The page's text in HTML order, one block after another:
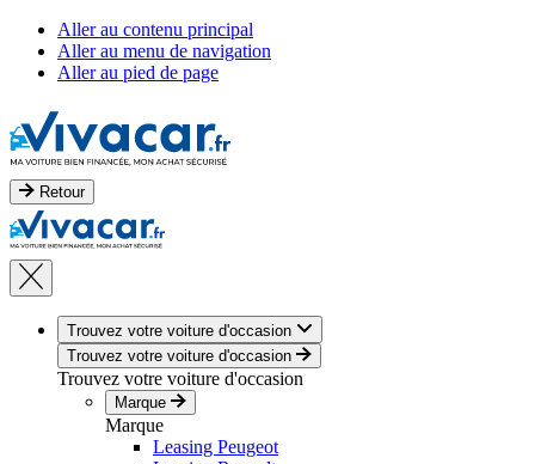
Aller au contenu principal
Aller au menu de navigation
Aller au pied de page
Retour
Trouvez votre voiture d'occasion
Trouvez votre voiture d'occasion
Trouvez votre voiture d'occasion
Marque
Marque
Leasing Peugeot